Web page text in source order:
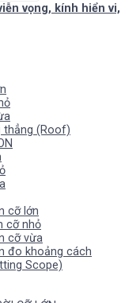
vọng, kính hiển vi,
thẳng (Roof)
cỡ lớn
cỡ nhỏ
cỡ vừa
đo khoảng cách
Scope)